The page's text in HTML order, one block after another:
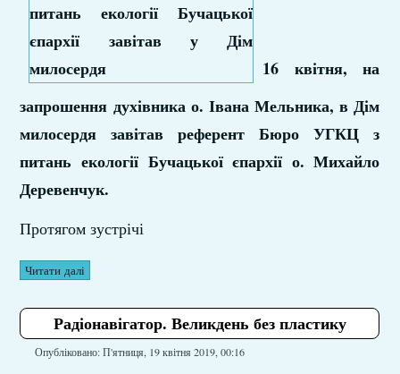
16 квітня, на
запрошення духівника о. Івана Мельника, в Дім
милосердя завітав референт Бюро УГКЦ з
питань екології Бучацької єпархії о. Михайло
Деревенчук.
Протягом зустрічі
Читати далі
Радіонавігатор. Великдень без пластику
Опубліковано: П'ятниця, 19 квітня 2019, 00:16